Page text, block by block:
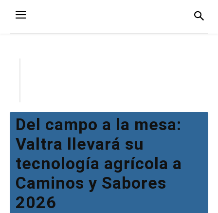
Del campo a la mesa:
Valtra llevará su
tecnología agrícola a
Caminos y Sabores
2026